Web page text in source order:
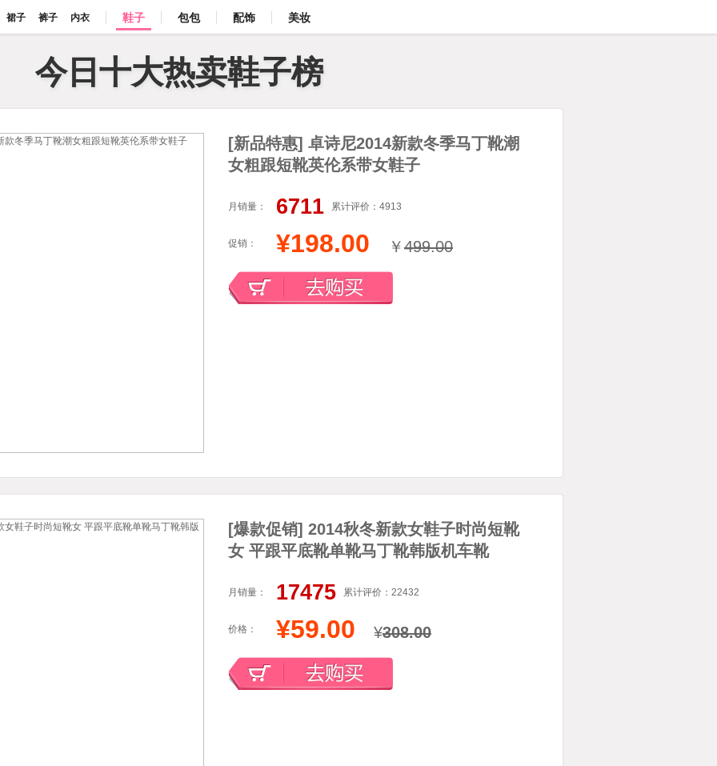
裙子 裤子 内衣 鞋子 包包 配饰 美妆
今日十大热卖鞋子榜
[新品特惠] 卓诗尼2014新款冬季马丁靴潮
女粗跟短靴英伦系带女鞋子
月销量： 6711 累计评价： 4913
促销： ¥198.00 ￥499.00
[爆款促销] 2014秋冬新款女鞋子时尚短靴
女 平跟平底靴单靴马丁靴韩版机车靴
月销量： 17475 累计评价： 22432
价格： ¥59.00 ¥308.00